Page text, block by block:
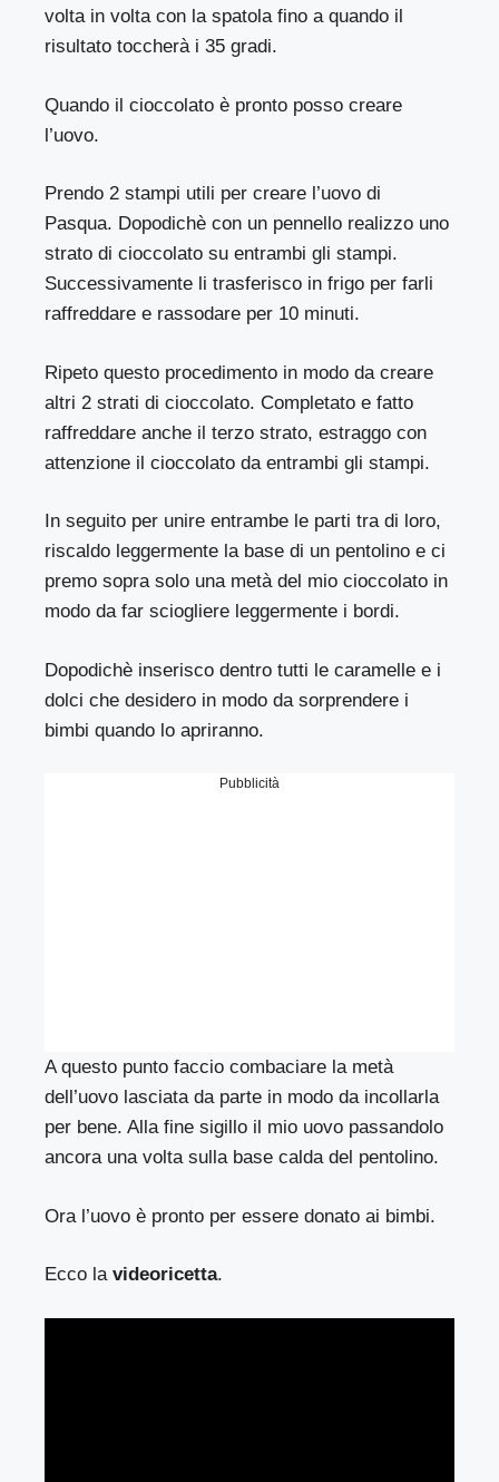
volta in volta con la spatola fino a quando il
risultato toccherà i 35 gradi.
Quando il cioccolato è pronto posso creare
l’uovo.
Prendo 2 stampi utili per creare l’uovo di
Pasqua. Dopodichè con un pennello realizzo uno
strato di cioccolato su entrambi gli stampi.
Successivamente li trasferisco in frigo per farli
raffreddare e rassodare per 10 minuti.
Ripeto questo procedimento in modo da creare
altri 2 strati di cioccolato. Completato e fatto
raffreddare anche il terzo strato, estraggo con
attenzione il cioccolato da entrambi gli stampi.
In seguito per unire entrambe le parti tra di loro,
riscaldo leggermente la base di un pentolino e ci
premo sopra solo una metà del mio cioccolato in
modo da far sciogliere leggermente i bordi.
Dopodichè inserisco dentro tutti le caramelle e i
dolci che desidero in modo da sorprendere i
bimbi quando lo apriranno.
Pubblicità
A questo punto faccio combaciare la metà
dell’uovo lasciata da parte in modo da incollarla
per bene. Alla fine sigillo il mio uovo passandolo
ancora una volta sulla base calda del pentolino.
Ora l’uovo è pronto per essere donato ai bimbi.
Ecco lavideoricetta.